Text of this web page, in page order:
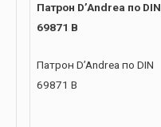
Патрон D’Andrea по DIN
69871 B
Патрон D’Andrea по DIN
69871 B